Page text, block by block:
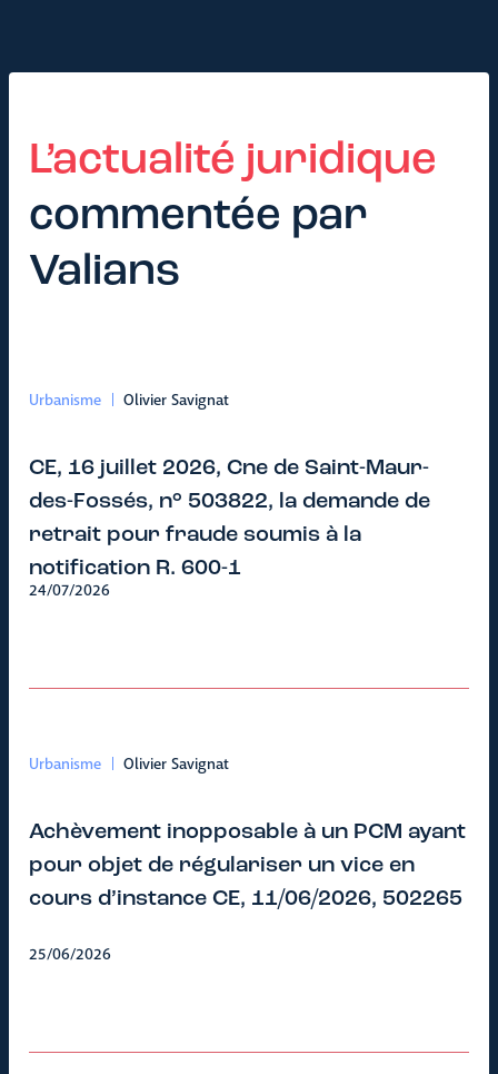
L’actualité juridique
commentée par
Valians
Urbanisme Olivier Savignat
CE, 16 juillet 2026, Cne de Saint-Maur-
des-Fossés, n° 503822, la demande de
retrait pour fraude soumis à la
notification R. 600-1
24/07/2026
Urbanisme Olivier Savignat
Achèvement inopposable à un PCM ayant
pour objet de régulariser un vice en
cours d’instance CE, 11/06/2026, 502265
25/06/2026